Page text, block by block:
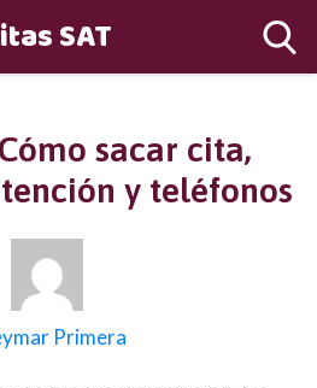
SAT
sacar cita,
y teléfonos
Primera